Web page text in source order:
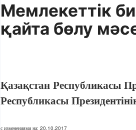
Мемлекеттік
қайта бөлу
Қазақстан Республикасы
Республикасы
с изменениями на: 20.10.2017